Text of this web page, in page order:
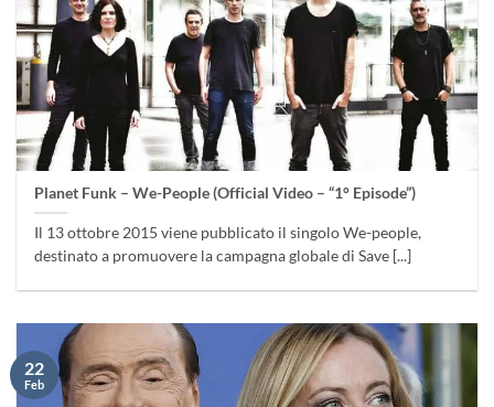
Planet Funk – We-People (Official Video – “1° Episode”)
Il 13 ottobre 2015 viene pubblicato il singolo We-people,
destinato a promuovere la campagna globale di Save [...]
22
Feb